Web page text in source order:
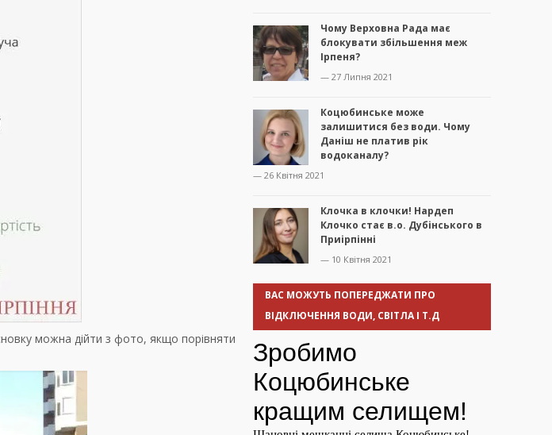
можна дійти з фото, якщо порівняти
Чому Верховна Рада має
блокувати збільшення меж
Ірпеня?
— 27 Липня 2021
Коцюбинське може
залишитися без води. Чому
Даніш не платив рік
водоканалу?
— 26 Квітня 2021
Клочка в клочки! Нардеп
Клочко стає в.о. Дубінського в
Приірпінні
— 10 Квітня 2021
ВАС МОЖУТЬ ПОПЕРЕДЖАТИ ПРО
ВІДКЛЮЧЕННЯ ВОДИ, СВІТЛА І Т.Д